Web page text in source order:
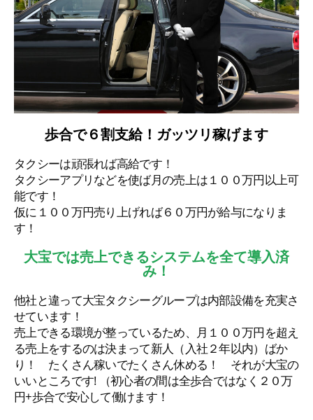
歩合で６割支給！ガッツリ稼げます
タクシーは頑張れば高給です！
タクシーアプリなどを使ば月の売上は１００万円以上可
能です！
仮に１００万円売り上げれば６０万円が給与になりま
す！
大宝では売上できるシステムを全て導入済
み！
他社と違って大宝タクシーグループは内部設備を充実さ
せています！
売上できる環境が整っているため、月１００万円を超え
る売上をするのは決まって新人（入社２年以内）ばか
り！ たくさん稼いでたくさん休める！ それが大宝の
いいところです! （初心者の間は全歩合ではなく２０万
円+歩合で安心して働けます！